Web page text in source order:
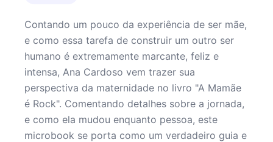
Contando um pouco da experiência de ser mãe,
e como essa tarefa de construir um outro ser
humano é extremamente marcante, feliz e
intensa, Ana Cardoso vem trazer sua
perspectiva da maternidade no livro "A Mamãe
é Rock". Comentando detalhes sobre a jornada,
e como ela mudou enquanto pessoa, este
microbook se porta como um verdadeiro guia e